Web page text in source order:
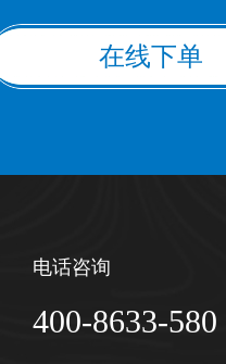
在线下单
电话咨询
400-8633-580